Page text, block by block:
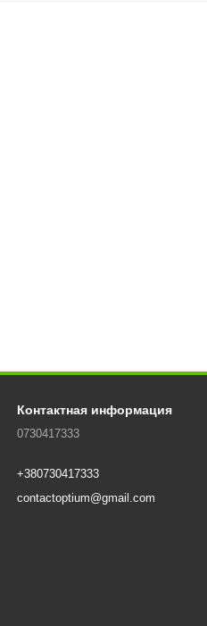
Контактная информация
0730417333
+380730417333
contactoptium@gmail.com